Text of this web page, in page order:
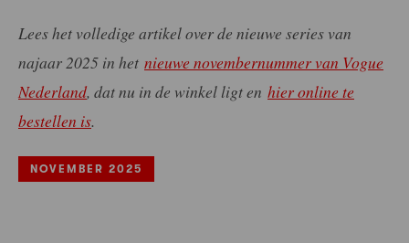
Lees het volledige artikel over de nieuwe series van
najaar 2025 in het nieuwe novembernummer van Vogue
Nederland, dat nu in de winkel ligt en hier online te
bestellen is.
NOVEMBER 2025